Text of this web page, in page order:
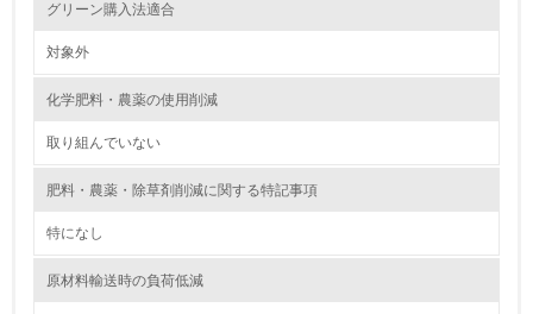
境対策を理解し、実践している
環境活動に関する規格やプログラムを導入している
第三者認証を取得している
グリーン購入法適合
対象外
化学肥料・農薬の使用削減
取り組んでいない
肥料・農薬・除草剤削減に関する特記事項
特になし
原材料輸送時の負荷低減